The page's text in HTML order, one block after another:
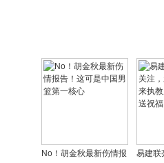
No！胡金秋最新伤情报
易建联